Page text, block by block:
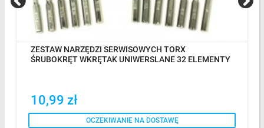
ZESTAW NARZĘDZI SERWISOWYCH TORX
ŚRUBOKRĘT WKRĘTAK UNIWERSLANE 32 ELEMENTY
10,99 zł
OCZEKIWANIE NA DOSTAWĘ